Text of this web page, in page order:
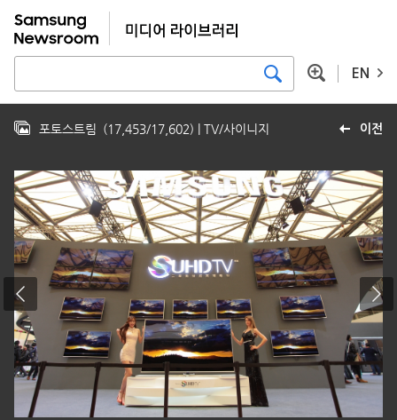
EN
이전
포토스트림 (17,453/17,602) | TV/사이니지